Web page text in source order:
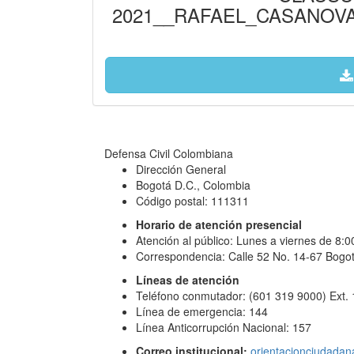
Defensa Civil Colombiana
Dirección General
Bogotá D.C., Colombia
Código postal: 111311
Horario de atención presencial
Atención al público: Lunes a viernes de
Correspondencia: Calle 52 No. 14-67
Líneas de atención
Teléfono conmutador: (601 319 9000) Ext.
Línea de emergencia: 144
Línea Anticorrupción Nacional: 157
Correo institucional: